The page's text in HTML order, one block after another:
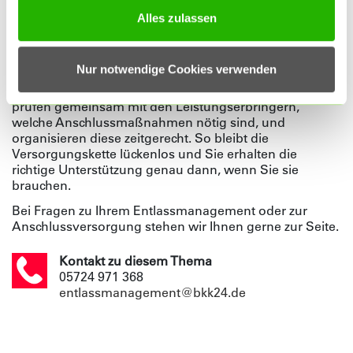
Alles zulassen
Nur notwendige Cookies verwenden
Soziotherapie vor der Entlassung reibungslos und
schnell eingeleitet werden.
Ihre Genesung konzentrieren können. Das
Krankenhaus holt dafür Ihre Einwilligung ein. Wir
prüfen gemeinsam mit den Leistungserbringern,
welche Anschlussmaßnahmen nötig sind, und
organisieren diese zeitgerecht. So bleibt die
Versorgungskette lückenlos und Sie erhalten die
richtige Unterstützung genau dann, wenn Sie sie
brauchen.
Bei Fragen zu Ihrem Entlassmanagement oder zur
Anschlussversorgung stehen wir Ihnen gerne zur Seite.
Kontakt zu diesem Thema
05724 971 368
entlassmanagement@bkk24.de